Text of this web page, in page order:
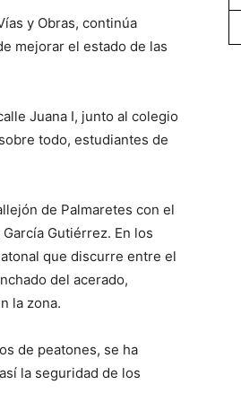
y Obras, continúa
mejorar el estado de las
Juana I, junto al colegio
todo, estudiantes de
de Palmaretes con el
Gutiérrez. En los
que discurre entre el
del acerado,
la zona.
de peatones, se ha
la seguridad de los